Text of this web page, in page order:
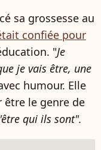
sa grossesse au
confiée pour
"Je
je vais être, une
humour. Elle
le genre de
qui ils sont".